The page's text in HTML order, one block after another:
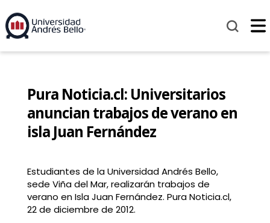
Pura Noticia.cl: Universitarios
anuncian trabajos de verano en
isla Juan Fernández
Estudiantes de la Universidad Andrés Bello,
sede Viña del Mar, realizarán trabajos de
verano en Isla Juan Fernández. Pura Noticia.cl,
22 de diciembre de 2012.